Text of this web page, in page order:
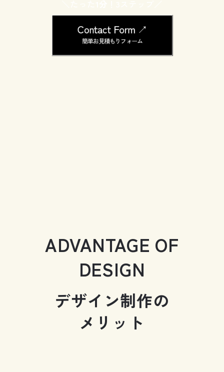
Contact Form ↗︎
簡単お見積もりフォーム
ADVANTAGE OF
DESIGN
デザイン制作の
メリット